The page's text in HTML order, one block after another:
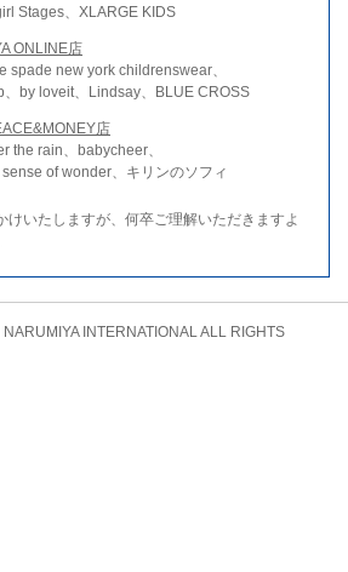
Stages、XLARGE KIDS
ONLINE店
spade new york childrenswear、
、by loveit、Lindsay、BLUE CROSS
店
the rain、babycheer、
of wonder、キリンのソフィ
けいたしますが、何卒ご理解いただきますよ